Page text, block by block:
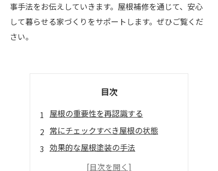
事手法をお伝えしていきます。屋根補修を通じて、安心
して暮らせる家づくりをサポートします。ぜひご覧くだ
さい。
目次
屋根の重要性を再認識する
常にチェックすべき屋根の状態
効果的な屋根塗装の手法
信頼できる施工業者の選び方